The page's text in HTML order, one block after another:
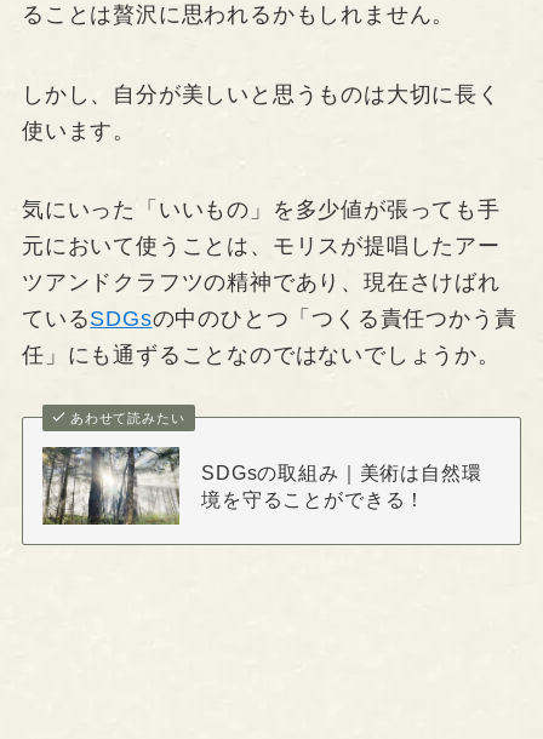
ることは贅沢に思われるかもしれません。
しかし、自分が美しいと思うものは大切に長く
使います。
気にいった「いいもの」を多少値が張っても手
元において使うことは、モリスが提唱したアー
ツアンドクラフツの精神であり、現在さけばれ
ているSDGsの中のひとつ「つくる責任つかう責
任」にも通ずることなのではないでしょうか。
あわせて読みたい
SDGsの取組み｜美術は自然環
境を守ることができる！